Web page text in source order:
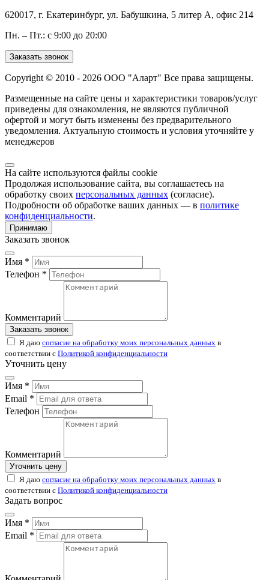
620017, г. Екатеринбург, ул. Бабушкина, 5 литер А, офис 214
Пн. – Пт.: с 9:00 до 20:00
Заказать звонок
Copyright © 2010 - 2026 ООО "Аларт" Все права защищены.
Размещенные на сайте цены и характеристики товаров/услуг
приведены для ознакомления, не являются публичной
офертой и могут быть изменены без предварительного
уведомления. Актуальную стоимость и условия уточняйте у
менеджеров
На сайте используются файлы cookie
Продолжая использование сайта, вы соглашаетесь на
обработку своих персональных данных (согласие).
Подробности об обработке ваших данных — в политике
конфиденциальности.
Принимаю
Заказать звонок
Имя *
Телефон *
Комментарий
Заказать звонок
Я даю согласие на обработку моих персональных данных в
соответствии с Политикой конфиденциальности
Уточнить цену
Имя *
Email *
Телефон
Комментарий
Уточнить цену
Я даю согласие на обработку моих персональных данных в
соответствии с Политикой конфиденциальности
Задать вопрос
Имя *
Email *